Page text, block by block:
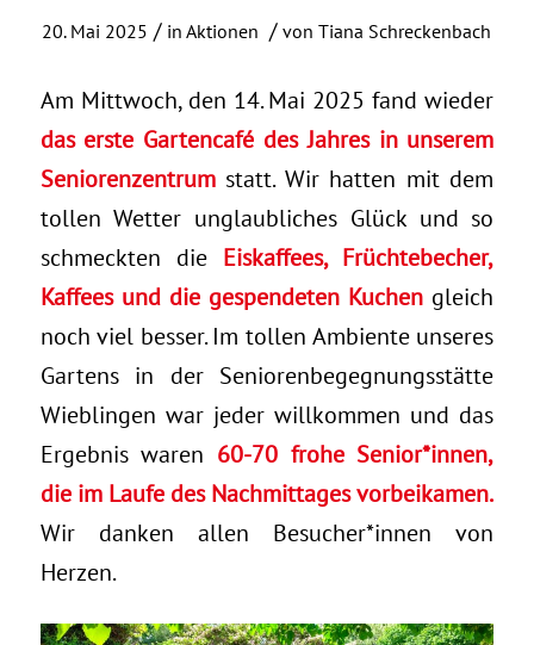
20. Mai 2025 / inAktionen / vonTiana Schreckenbach
Am Mittwoch, den 14. Mai 2025 fand wieder
das erste Gartencafé des Jahres in unserem
Seniorenzentrumstatt. Wir hatten mit dem
tollen Wetter unglaubliches Glück und so
schmeckten die Eiskaffees, Früchtebecher,
Kaffees und die gespendeten Kuchen gleich
noch viel besser. Im tollen Ambiente unseres
Gartens in der Seniorenbegegnungsstätte
Wieblingen war jeder willkommen und das
Ergebnis waren 60-70 frohe Senior*innen,
die im Laufe des Nachmittages vorbeikamen.
Wir danken allen Besucher*innen von
Herzen.